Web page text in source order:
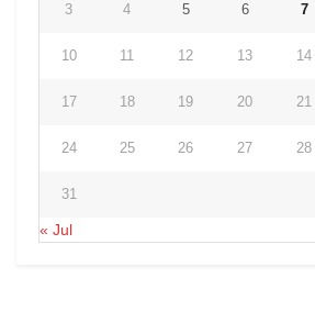
3 4 5 6 7
10 11 12 13 14
17 18 19 20 21
24 25 26 27 28
31
« Jul